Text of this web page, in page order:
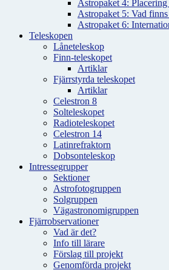
Astropaket 4:
Astropaket 5: Vad
Astropaket 6:
Teleskopen
Låneteleskop
Finn-teleskopet
Artiklar
Fjärrstyrda teleskopet
Artiklar
Celestron 8
Solteleskopet
Radioteleskopet
Celestron 14
Latinrefraktorn
Dobsonteleskop
Intressegrupper
Sektioner
Astrofotogruppen
Solgruppen
Vägastronomigruppen
Fjärrobservationer
Vad är det?
Info till lärare
Förslag till projekt
Genomförda projekt